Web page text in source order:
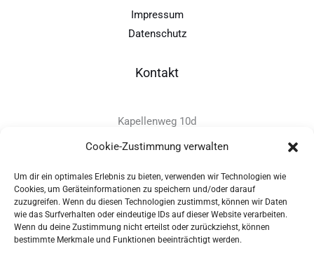
Cookie-Zustimmung verwalten
Um dir ein optimales Erlebnis zu bieten, verwenden wir Technologien wie
Cookies, um Geräteinformationen zu speichern und/oder darauf
zuzugreifen. Wenn du diesen Technologien zustimmst, können wir Daten
wie das Surfverhalten oder eindeutige IDs auf dieser Website verarbeiten.
Wenn du deine Zustimmung nicht erteilst oder zurückziehst, können
bestimmte Merkmale und Funktionen beeinträchtigt werden.
Impressum
Datenschutz
Kontakt
Kapellenweg 10d
D-94575 Windorf
+49 - (0)8546 - 97 39 0
info@provitec.de
www.provitec.com